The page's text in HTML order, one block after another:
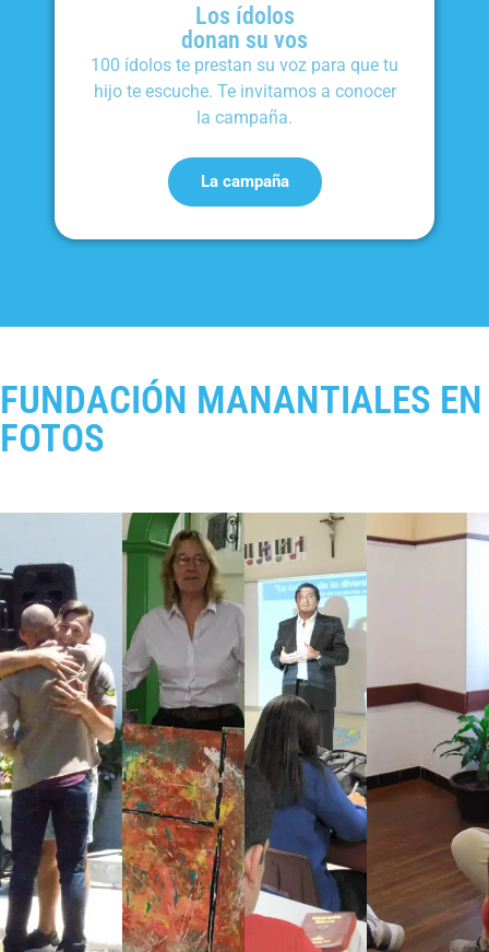
Los ídolos
donan su vos
100 ídolos te prestan su voz para que tu
hijo te escuche. Te invitamos a conocer
la campaña.
La campaña
FUNDACIÓN MANANTIALES EN
FOTOS
SU
PE
RA
CI
ÓN
AR
TE
PR
EV
EN
CI
ÓN
AT
A
MI
EN
S